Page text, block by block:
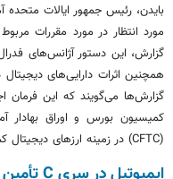
بایدن، رئیس جمهور ایالات متحده
مورد انتظار در مورد مقررات
گزارش، این دستور آژانس‌های
همچنین اثرات دارایی‌های
گزارش‌ها می‌گویند که این فرمان
(CFTC) در زمینه ارزهای دیجیتال کمک می‌کند.